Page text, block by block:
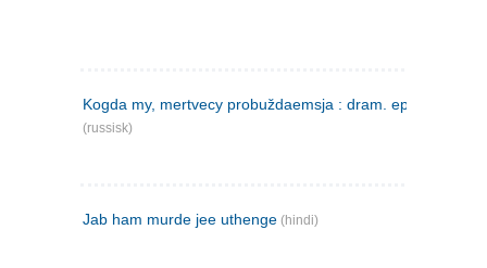
Kogda my, mertvecy probuždaemsja : dram. epilog v 3 d
(russisk)
Jab ham murde jee uthenge (hindi)